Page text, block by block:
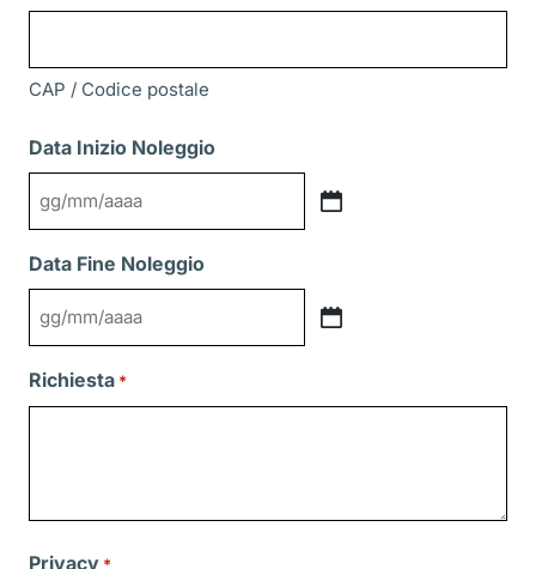
CAP / Codice postale
Data Inizio Noleggio
GG
MM
slash
AAAA
Data Fine Noleggio
GG
MM
Richiesta *
Privacy *